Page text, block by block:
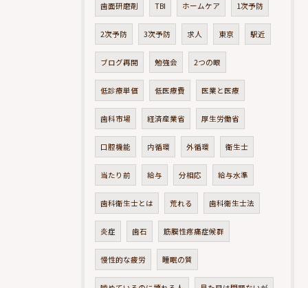
歯面研磨剤 TBI ホームケア 1次予防
2次予防 3次予防 求人 東京 駅近
ブログ再開 勉強会 2つの眼
低診療単価 低医療費 医業と医療
歯科市場 経済産業省 厚生労働省
口腔機能 内循環 外循環 衛生士
当たり前 給与 分相応 給与水準
歯科衛生士とは 荒れる 歯科衛生士法
炎症 歯石 筋膜性疼痛症候群
慢性的な疲労 睡眠の質